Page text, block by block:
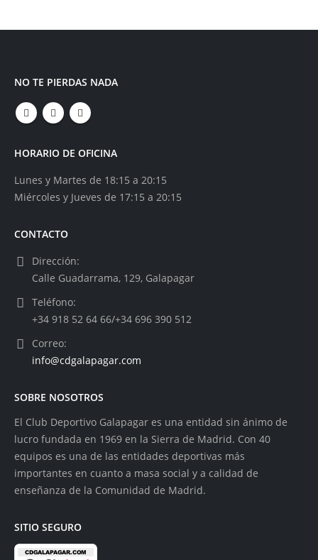
NO TE PIERDAS NADA
HORARIO DE OFICINA
Lunes y Martes de 18:15 a 20:15
Miércoles y Jueves de 17:15 a 20:15
CONTACTO
Dirección:
Calle Guadarrama, 129, Galapagar
Teléfono:
+34 918 52 64 66/+34 696 390 512
Correo:
info@cdgalapagar.com
SOBRE NOSOTROS
El Club Deportivo Galapagar es una entidad sin ánimo de
lucro fundada en 1969 en la Sierra de Madrid. Con 40
equipos es una de las entidades deportivas más
importantes en cuanto a masa social y a calidad de
enseñanza de la Comunidad de Madrid.
SITIO SEGURO